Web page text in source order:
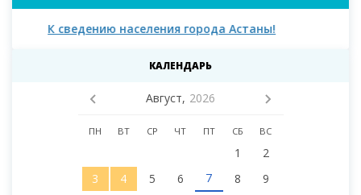
К сведению населения города Астаны!
КАЛЕНДАРЬ
Август, 2026
ПН ВТ СР ЧТ ПТ СБ ВС
1
2
3
4 5 6 7 8
9